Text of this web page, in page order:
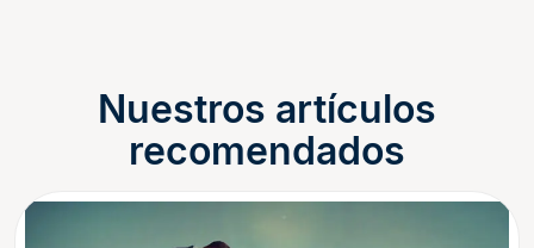
Nuestros artículos
recomendados